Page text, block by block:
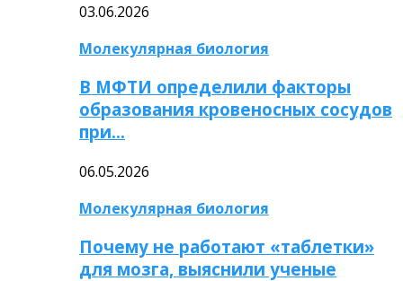
03.06.2026
Молекулярная биология
В МФТИ определили факторы
образования кровеносных сосудов
при…
06.05.2026
Молекулярная биология
Почему не работают «таблетки»
для мозга, выяснили ученые